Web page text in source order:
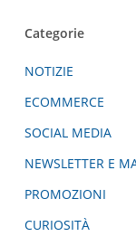
Categorie
NOTIZIE
ECOMMERCE
SOCIAL MEDIA
NEWSLETTER E
PROMOZIONI
CURIOSITÀ